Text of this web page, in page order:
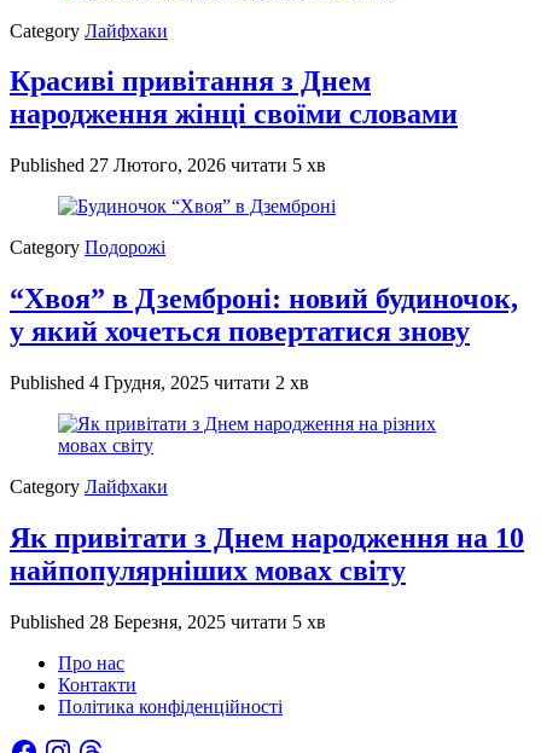
Category Лайфхаки
Красиві привітання з Днем
народження жінці своїми словами
Published 27 Лютого, 2026 читати 5 хв
Category Подорожі
“Хвоя” в Дземброні: новий будиночок,
у який хочеться повертатися знову
Published 4 Грудня, 2025 читати 2 хв
Category Лайфхаки
Як привітати з Днем народження на 10
найпопулярніших мовах світу
Published 28 Березня, 2025 читати 5 хв
Про нас
Контакти
Політика конфіденційності